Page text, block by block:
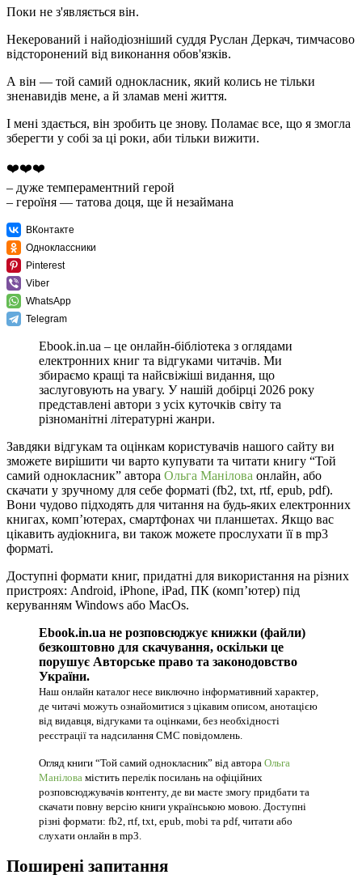
Поки не з'являється він.
Некерований і найодіозніший суддя Руслан Деркач, тимчасово
відсторонений від виконання обов'язків.
А він — той самий однокласник, який колись не тільки
зненавидів мене, а й зламав мені життя.
І мені здається, він зробить це знову. Поламає все, що я змогла
зберегти у собі за ці роки, аби тільки вижити.
❤️❤️❤️
– дуже темпераментний герой
– героїня — татова доця, ще й незаймана
ВКонтакте
Одноклассники
Pinterest
Viber
WhatsApp
Telegram
Ebook.in.ua – це онлайн-бібліотека з оглядами
електронних книг та відгуками читачів. Ми
збираємо кращі та найсвіжіші видання, що
заслуговують на увагу. У нашій добірці 2026 року
представлені автори з усіх куточків світу та
різноманітні літературні жанри.
Завдяки відгукам та оцінкам користувачів нашого сайту ви
зможете вирішити чи варто купувати та читати книгу “Той
самий однокласник” автора Ольга Манілова онлайн, або
скачати у зручному для себе форматі (fb2, txt, rtf, epub, pdf).
Вони чудово підходять для читання на будь-яких електронних
книгах, комп’ютерах, смартфонах чи планшетах. Якщо вас
цікавить аудіокнига, ви також можете прослухати її в mp3
форматі.
Доступні формати книг, придатні для використання на різних
пристроях: Android, iPhone, iPad, ПК (комп’ютер) під
керуванням Windows або MacOs.
Ebook.in.ua не розповсюджує книжки (файли)
безкоштовно для скачування, оскільки це
порушує Авторське право та законодовство
України.
Наш онлайн каталог несе виключно інформативний характер,
де читачі можуть ознайомитися з цікавим описом, анотацією
від видавця, відгуками та оцінками, без необхідності
реєстрації та надсилання СМС повідомлень.
Огляд книги “Той самий однокласник” від автора Ольга
Манілова містить перелік посилань на офіційних
розповсюджувачів контенту, де ви маєте змогу придбати та
скачати повну версію книги українською мовою. Доступні
різні формати: fb2, rtf, txt, epub, mobi та pdf, читати або
слухати онлайн в mp3.
Поширені запитання